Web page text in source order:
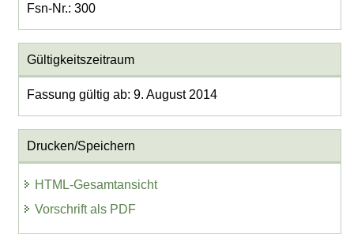
Fsn-Nr.: 300
Gültigkeitszeitraum
Fassung gültig ab: 9. August 2014
Drucken/Speichern
HTML-Gesamtansicht
Vorschrift als PDF